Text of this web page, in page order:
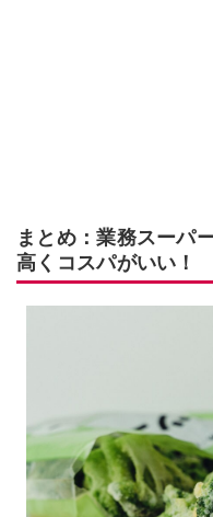
まとめ：業務スーパ
高くコスパがいい！